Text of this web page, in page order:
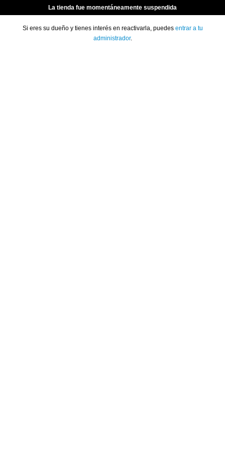
La tienda fue momentáneamente suspendida
Si eres su dueño y tienes interés en reactivarla, puedes entrar a tu
administrador.